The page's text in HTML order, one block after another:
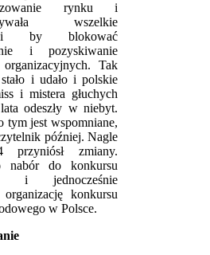
rynku i
wszelkie
by blokować
i pozyskiwanie
organizacyjnych. Tak
i udało i polskie
i mistera głuchych
odeszły w niebyt.
tym jest wspomniane,
później. Nagle
przyniósł zmiany.
nabór do konkursu
i jednocześnie
organizację konkursu
w Polsce.